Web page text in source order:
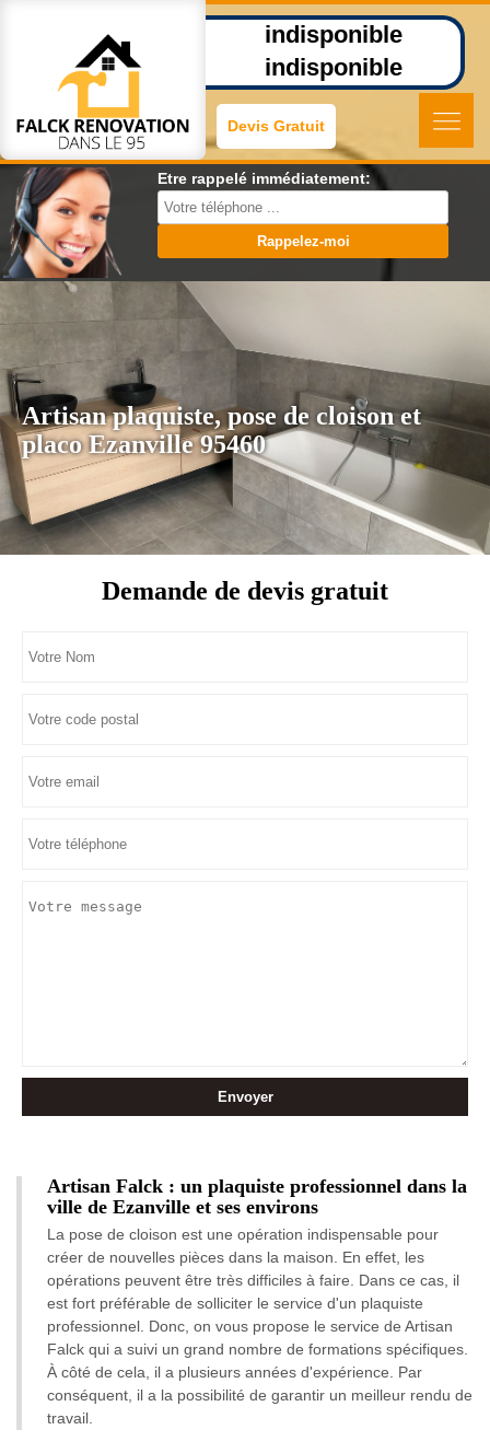
indisponible
indisponible
Devis Gratuit
Etre rappelé immédiatement:
Artisan plaquiste, pose de cloison et
placo Ezanville 95460
Demande de devis gratuit
Artisan Falck : un plaquiste professionnel dans la
ville de Ezanville et ses environs
La pose de cloison est une opération indispensable pour
créer de nouvelles pièces dans la maison. En effet, les
opérations peuvent être très difficiles à faire. Dans ce cas, il
est fort préférable de solliciter le service d'un plaquiste
professionnel. Donc, on vous propose le service de Artisan
Falck qui a suivi un grand nombre de formations spécifiques.
À côté de cela, il a plusieurs années d'expérience. Par
conséquent, il a la possibilité de garantir un meilleur rendu de
travail.